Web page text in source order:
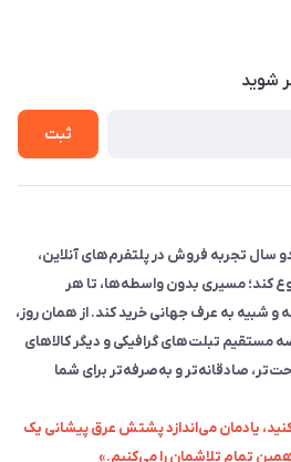
های فروشگاه هماهنگ کنید)
شوید
ثبت
در مهر ۱۴۰۰، بعد از دو سال تجربه فروش در پلتفرم‌های آنلاین،
کند؛ مسیری بدون واسطه‌ها، تا هر
و شبیه به عرف جهانی خرید کند. از همان روز،
مستقیم تبلت‌های گرافیکی و دیگر کالاهای
صادقانه‌تر و به‌صرفه‌تر برای شما
یادمان می‌اندازد پشتش عرق پیشانی یک
تمام تلاشمان را می‌کنیم.»